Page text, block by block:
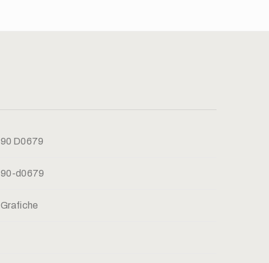
90 D0679
90-d0679
Grafiche